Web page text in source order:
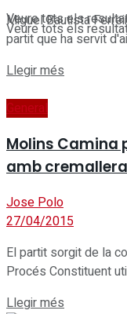
Veure tots els
Veure tots els
Miguel Bautista
partit que ha servit
Llegir més
General
Molins Camina
amb
Jose Polo
27/04/2015
El partit sorgit de la
Procés Constituent
Llegir més